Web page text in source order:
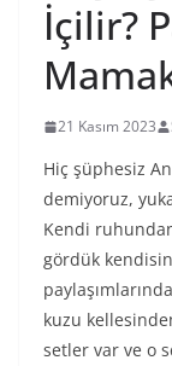
İçilir?
21 Kasım 2023
Hiç şüphesiz
demiyoruz,
Kendi
gördük
kuzu
setler var ve o